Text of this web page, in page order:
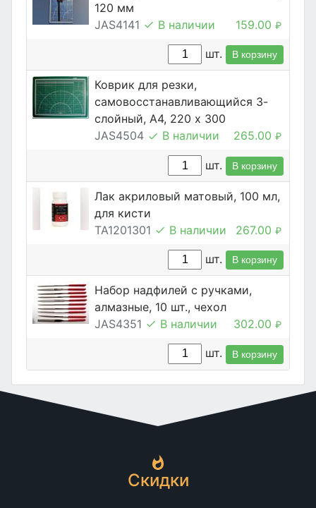
120 мм
JAS4141
В наличии 159.00 ₽
шт. В корзину
Коврик для резки,
самовосстанавливающийся 3-
слойный, А4, 220 х 300
JAS4504
В наличии 265.00 ₽
шт. В корзину
Лак акриловый матовый, 100 мл,
для кисти
TA1201301
В наличии 267.00 ₽
шт. В корзину
Набор надфилей с ручками,
алмазные, 10 шт., чехол
JAS4351
В наличии 302.00 ₽
шт. В корзину
Скидки